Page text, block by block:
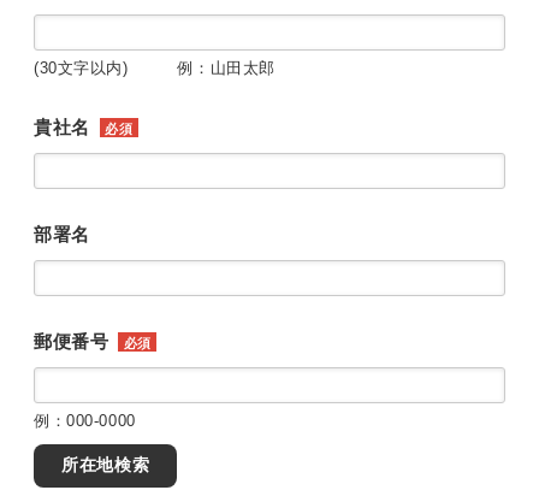
(30文字以内) 例：山田太郎
貴社名 必須
部署名
郵便番号 必須
例：000-0000
所在地検索